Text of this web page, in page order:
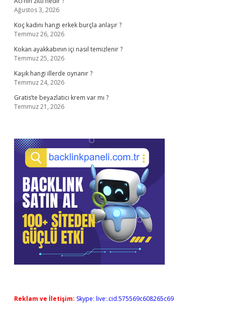
Ağustos 3, 2026
Koç kadını hangi erkek burçla anlaşır ?
Temmuz 26, 2026
Kokan ayakkabının içi nasıl temizlenir ?
Temmuz 25, 2026
Kaşık hangi illerde oynanır ?
Temmuz 24, 2026
Gratis’te beyazlatıcı krem var mı ?
Temmuz 21, 2026
Reklam ve İletişim: Skype: live:.cid.575569c608265c69